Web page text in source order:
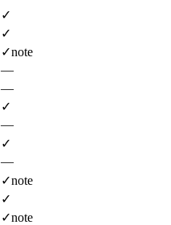
✓
✓
✓note
—
—
✓
—
✓
—
✓note
✓
✓note